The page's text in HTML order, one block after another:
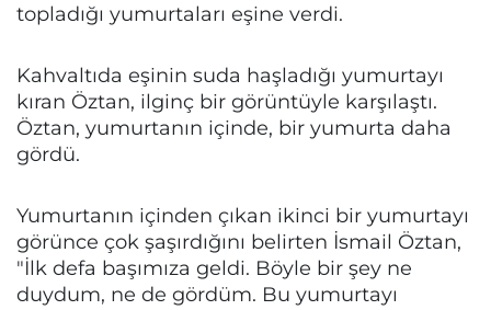
topladığı yumurtaları eşine verdi.
Kahvaltıda eşinin suda haşladığı yumurtayı
kıran Öztan, ilginç bir görüntüyle karşılaştı.
Öztan, yumurtanın içinde, bir yumurta daha
gördü.
Yumurtanın içinden çıkan ikinci bir yumurtayı
görünce çok şaşırdığını belirten İsmail Öztan,
"İlk defa başımıza geldi. Böyle bir şey ne
duydum, ne de gördüm. Bu yumurtayı